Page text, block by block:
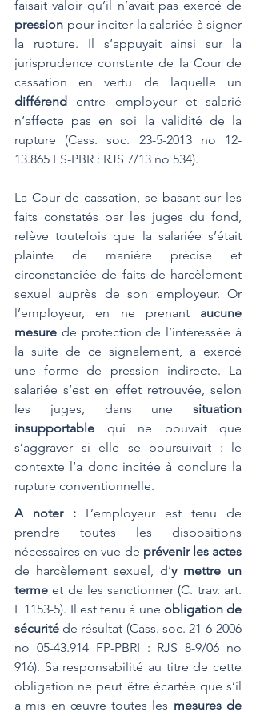
pression pour inciter la salariée à signer
la rupture. Il s’appuyait ainsi sur la
jurisprudence constante de la Cour de
différend entre employeur et salarié
n’affecte pas en soi la validité de la
rupture (Cass. soc. 23-5-2013 no 12-
13.865 FS-PBR : RJS 7/13 no 534).
La Cour de cassation, se basant sur les
faits constatés par les juges du fond,
relève toutefois que la salariée s’était
plainte de manière précise et
circonstanciée de faits de harcèlement
sexuel auprès de son employeur. Or
l’employeur, en ne prenant aucune
mesure de protection de l’intéressée à
la suite de ce signalement, a exercé
une forme de pression indirecte. La
salariée s’est en effet retrouvée, selon
les juges, dans une situation
insupportable qui ne pouvait que
s’aggraver si elle se poursuivait : le
contexte l’a donc incitée à conclure la
rupture conventionnelle.
A noter : L’employeur est tenu de
prendre toutes les dispositions
nécessaires en vue de prévenir les actes
de harcèlement sexuel, d’y mettre un
terme et de les sanctionner (C. trav. art.
L 1153-5). Il est tenu à une obligation de
sécurité de résultat (Cass. soc. 21-6-2006
no 05-43.914 FP-PBRI : RJS 8-9/06 no
916). Sa responsabilité au titre de cette
obligation ne peut être écartée que s’il
a mis en œuvre toutes les mesures de